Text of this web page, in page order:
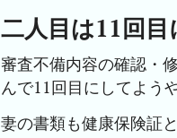
二人目は11回
審査不備内容の確認・
んで11回目にしてよう
妻の書類も健康保険証と